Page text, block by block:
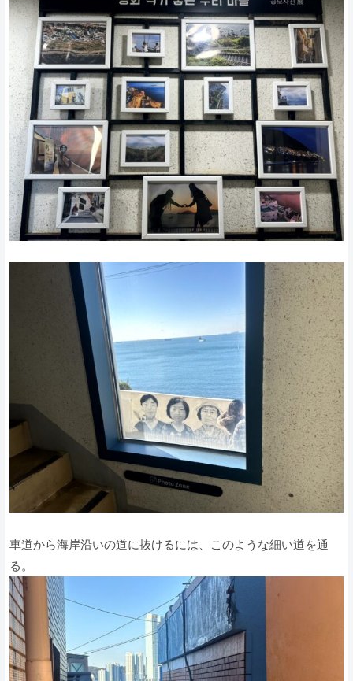
車道から海岸沿いの道に抜けるには、このような細い道を通
る。